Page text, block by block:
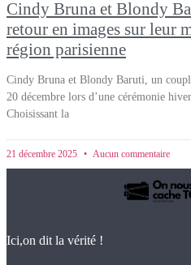
Cindy Bruna et Blondy
retour en images sur leur
région parisienne
Cindy Bruna et Blondy Baruti, un
20 décembre lors d’une cérémonie
Choisissant la
21 décembre 2025 Aucun commentaire
Ici,on dit la vérité !